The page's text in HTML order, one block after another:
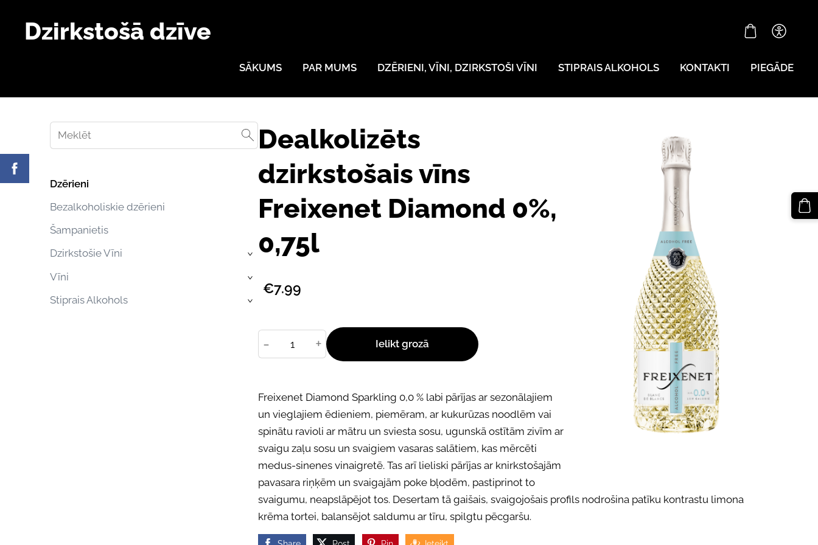
Dzirkstošā dzīve
SĀKUMS PAR MUMS DZĒRIENI, VĪNI, DZIRKSTOŠI VĪNI STIPRAIS ALKOHOLS KONTAKTI PIEGĀDE
Dzērieni
Bezalkoholiskie dzērieni
Šampanietis
Dzirkstošie Vīni
›
Vīni ›
Stiprais Alkohols ›
Dealkolizēts
dzirkstošais vīns
Freixenet Diamond 0%,
0,75l
€7.99
- + Ielikt grozā
Freixenet Diamond Sparkling 0,0 % labi pārījas ar sezonālajiem
un vieglajiem ēdieniem, piemēram, ar kukurūzas noodlēm vai
spinātu ravioli ar mātru un sviesta sosu, ugunskā ostītām zivīm ar
svaigu zaļu sosu un svaigiem vasaras salātiem, kas mērcēti
medus‑sinenes vinaigretē. Tas arīlieliski pārījas ar knirkstošajām
pavasara riņķēm un svaigajām poke bļodēm, pastiprinot to
svaigumu, neapslāpējot tos. Desertam tā gaišais, svaigojošais profils nodrošina patīku kontrastu limona
krēma tortei, balansējot saldumu ar tīru, spilgtu pēcgaršu.